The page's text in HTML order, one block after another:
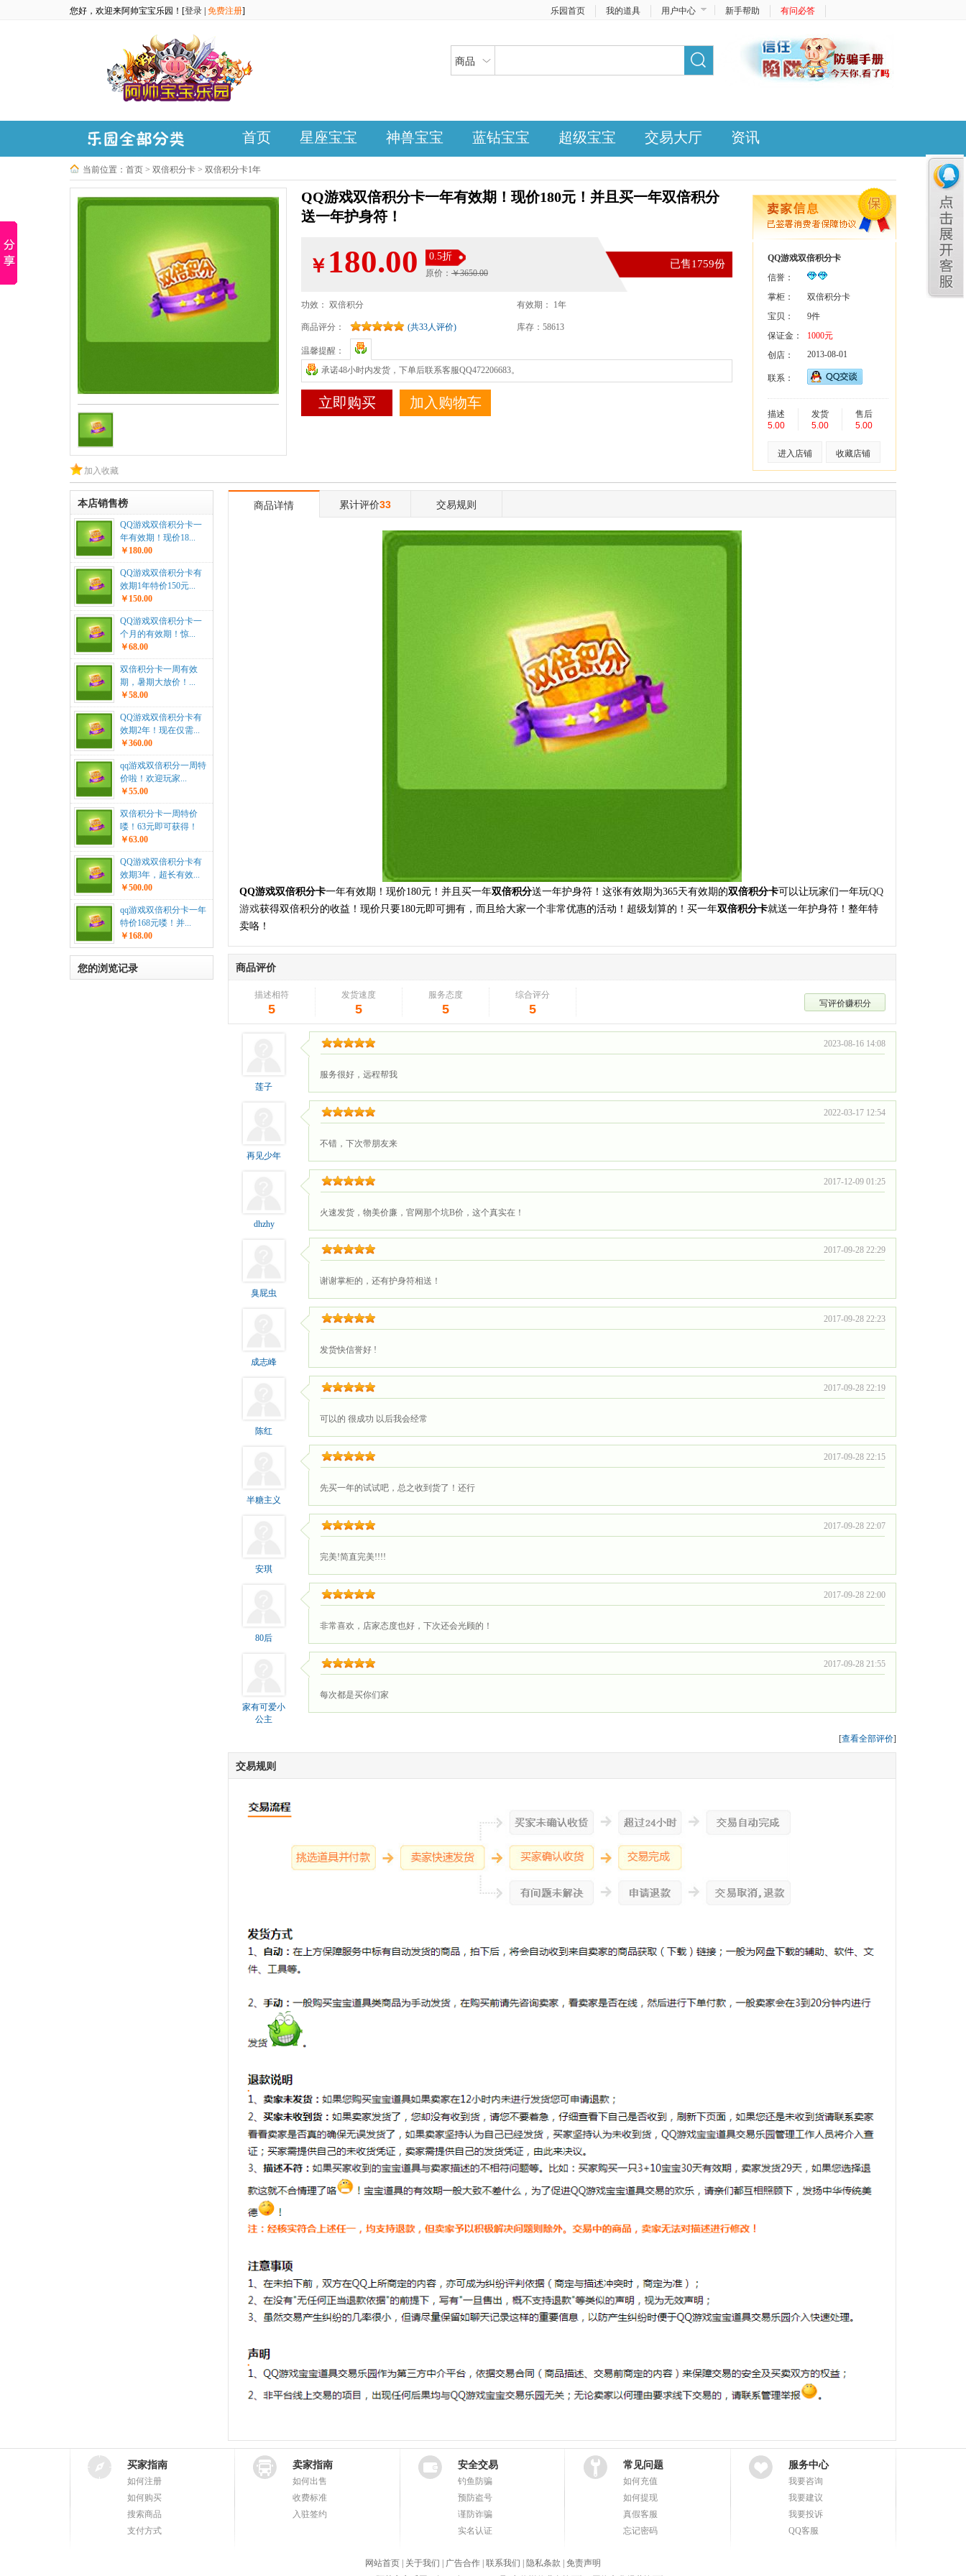
您好，欢迎来阿帅宝宝乐园！[登录 免费注册] 乐园首页 我的道具 用户中心 新手帮助 有问必答
商品
首页 星座宝宝 神兽宝宝 蓝钻宝宝 超级宝宝 交易大厅 资讯
当前位置： 首页 > 双倍积分卡 > 双倍积分卡1年
加入收藏
QQ游戏双倍积分卡一年有效期！现价180元！并且买一年双倍积分
送一年护身符！
￥ 180.00 0.5折
原价： ￥3650.00
已售1759份
功效： 双倍积分 有效期： 1年
商品评分： (共33人评价) 库存： 58613
温馨提醒：
承诺48小时内发货，下单后联系客服QQ472206683。
立即购买 加入购物车
QQ游戏双倍积分卡
信誉：
掌柜：
双倍积分卡
宝贝：
9件
保证金：
1000元
创店：
2013-08-01
联系：
描述
5.00
发货
5.00
售后
5.00
进入店铺 收藏店铺
本店销售榜
QQ游戏双倍积分卡一
年有效期！现价18...
￥180.00
QQ游戏双倍积分卡有
效期1年特价150元...
￥150.00
QQ游戏双倍积分卡一
个月的有效期！惊...
￥68.00
双倍积分卡一周有效
期，暑期大放价！...
￥58.00
QQ游戏双倍积分卡有
效期2年！现在仅需...
￥360.00
qq游戏双倍积分一周特
价啦！欢迎玩家...
￥55.00
双倍积分卡一周特价
喽！63元即可获得！
￥63.00
QQ游戏双倍积分卡有
效期3年，超长有效...
￥500.00
qq游戏双倍积分卡一年
特价168元喽！并...
￥168.00
您的浏览记录
商品详情 累计评价33 交易规则
QQ游戏双倍积分卡一年有效期！现价180元！并且买一年双倍积分送一年护身符！这张有效期为365天有效期的双倍积分卡可以让玩家们一年玩QQ
游戏获得双倍积分的收益！现价只要180元即可拥有，而且给大家一个非常优惠的活动！超级划算的！买一年双倍积分卡就送一年护身符！整年特
卖咯！
商品评价
描述相符
5
发货速度
5
服务态度
5
综合评分
5 写评价赚积分
莲子
2023-08-16 14:08
服务很好，远程帮我
再见少年
2022-03-17 12:54
不错，下次带朋友来
dhzhy
2017-12-09 01:25
火速发货，物美价廉，官网那个坑B价，这个真实在！
臭屁虫
2017-09-28 22:29
谢谢掌柜的，还有护身符相送！
成志峰
2017-09-28 22:23
发货快信誉好 !
陈红
2017-09-28 22:19
可以的 很成功 以后我会经常
半糖主义
2017-09-28 22:15
先买一年的试试吧，总之收到货了！还行
安琪
2017-09-28 22:07
完美!简直完美!!!!
80后
2017-09-28 22:00
非常喜欢，店家态度也好，下次还会光顾的！
家有可爱小
公主
2017-09-28 21:55
每次都是买你们家
[查看全部评价]
交易规则
买家指南
如何注册
如何购买
搜索商品
支付方式
卖家指南
如何出售
收费标准
入驻签约
安全交易
钓鱼防骗
预防盗号
谨防诈骗
实名认证
常见问题
如何充值
如何提现
真假客服
忘记密码
服务中心
我要咨询
我要建议
我要投诉
QQ客服
网站首页 关于我们 广告合作 联系我们 隐私条款
免责声明